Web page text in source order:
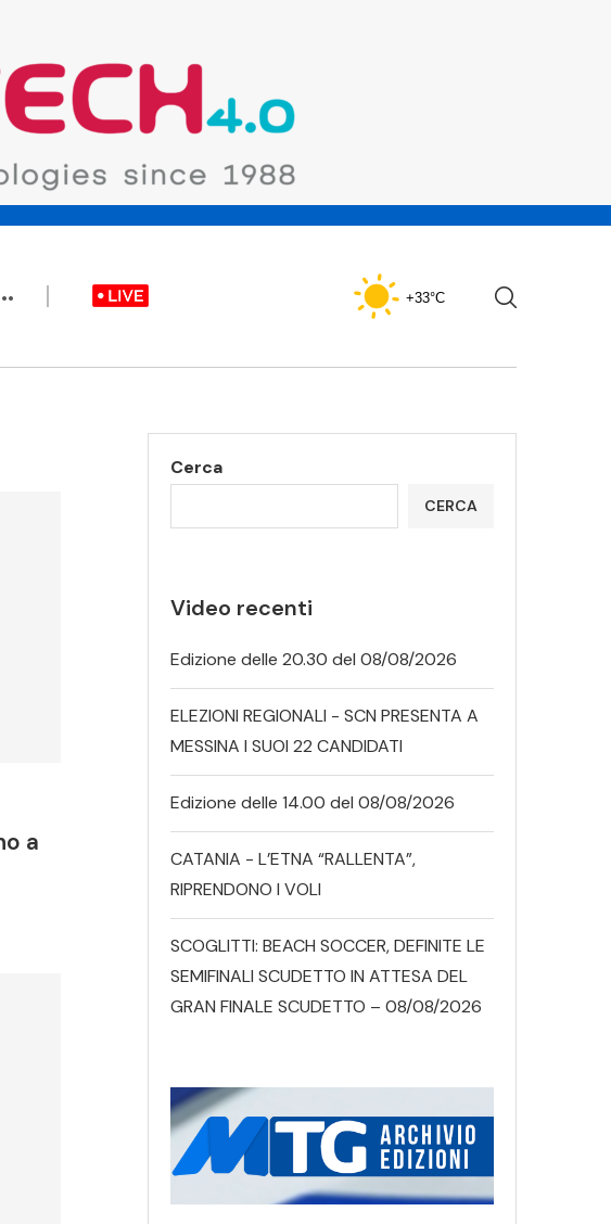
+33°C
a
Cerca
CERCA
Video recenti
Edizione delle 20.30 del 08/08/2026
ELEZIONI REGIONALI - SCN PRESENTA A
MESSINA I SUOI 22 CANDIDATI
Edizione delle 14.00 del 08/08/2026
CATANIA - L’ETNA “RALLENTA”,
RIPRENDONO I VOLI
SCOGLITTI: BEACH SOCCER, DEFINITE LE
SEMIFINALI SCUDETTO IN ATTESA DEL
GRAN FINALE SCUDETTO – 08/08/2026